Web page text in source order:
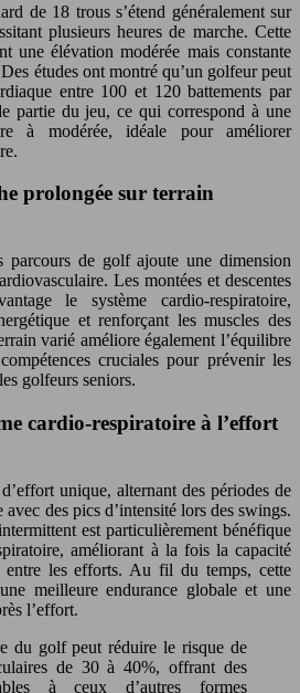
de 18 trous s’étend généralement sur
plusieurs heures de marche. Cette
une élévation modérée mais constante
études ont montré qu’un golfeur peut
entre 100 et 120 battements par
partie du jeu, ce qui correspond à une
à modérée, idéale pour améliorer
prolongée sur terrain
parcours de golf ajoute une dimension
Les montées et descentes
le système cardio-respiratoire,
et renforçant les muscles des
varié améliore également l’équilibre
cruciales pour prévenir les
golfeurs seniors.
cardio-respiratoire à l’effort
unique, alternant des périodes de
avec des pics d’intensité lors des swings.
est particulièrement bénéfique
améliorant à la fois la capacité
entre les efforts. Au fil du temps, cette
meilleure endurance globale et une
l’effort.
du golf peut réduire le risque de
de 30 à 40%, offrant des
à ceux d’autres formes